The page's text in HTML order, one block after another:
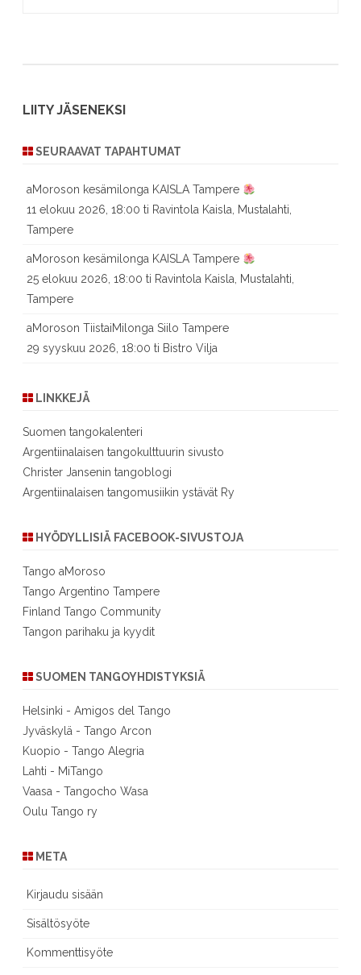
LIITY JÄSENEKSI
SEURAAVAT TAPAHTUMAT
aMoroson kesämilonga KAISLA Tampere
11 elokuu 2026, 18:00 ti Ravintola Kaisla, Mustalahti,
Tampere
aMoroson kesämilonga KAISLA Tampere
25 elokuu 2026, 18:00 ti Ravintola Kaisla, Mustalahti,
Tampere
aMoroson TiistaiMilonga Siilo Tampere
29 syyskuu 2026, 18:00 ti Bistro Vilja
LINKKEJÄ
Suomen tangokalenteri
Argentiinalaisen tangokulttuurin sivusto
Christer Jansenin tangoblogi
Argentiinalaisen tangomusiikin ystävät Ry
HYÖDYLLISIÄ FACEBOOK-SIVUSTOJA
Tango aMoroso
Tango Argentino Tampere
Finland Tango Community
Tangon parihaku ja kyydit
SUOMEN TANGOYHDISTYKSIÄ
Helsinki - Amigos del Tango
Jyväskylä - Tango Arcon
Kuopio - Tango Alegria
Lahti - MiTango
Vaasa - Tangocho Wasa
Oulu Tango ry
META
Kirjaudu sisään
Sisältösyöte
Kommenttisyöte